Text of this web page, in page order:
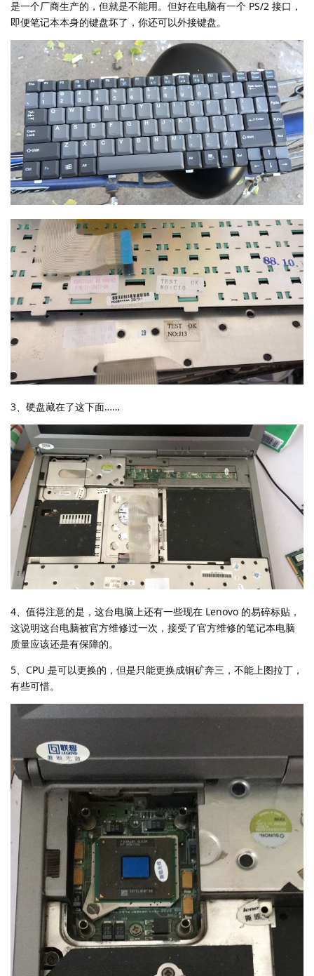
是一个厂商生产的，但就是不能用。但好在电脑有一个 PS/2 接口，
即便笔记本本身的键盘坏了，你还可以外接键盘。
3、硬盘藏在了这下面……
4、值得注意的是，这台电脑上还有一些现在 Lenovo 的易碎标贴，
这说明这台电脑被官方维修过一次，接受了官方维修的笔记本电脑
质量应该还是有保障的。
5、CPU 是可以更换的，但是只能更换成铜矿奔三，不能上图拉丁，
有些可惜。